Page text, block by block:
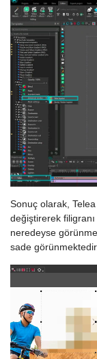
Sonuç olarak,
değiştirerek filigranı
neredeyse
sade görünmektedir.